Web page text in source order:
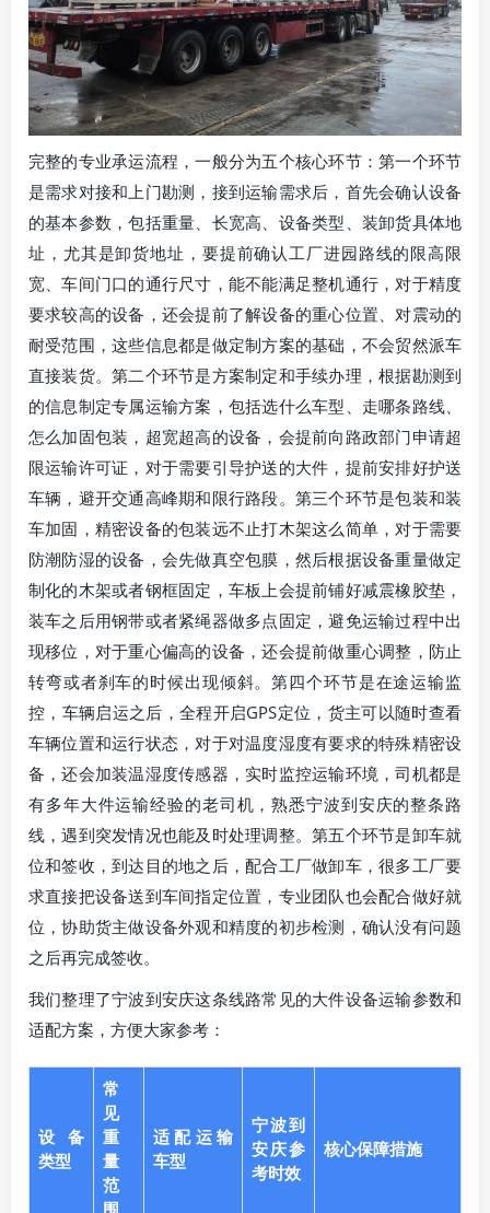
完整的专业承运流程，一般分为五个核心环节：第一个环节
是需求对接和上门勘测，接到运输需求后，首先会确认设备
的基本参数，包括重量、长宽高、设备类型、装卸货具体地
址，尤其是卸货地址，要提前确认工厂进园路线的限高限
宽、车间门口的通行尺寸，能不能满足整机通行，对于精度
要求较高的设备，还会提前了解设备的重心位置、对震动的
耐受范围，这些信息都是做定制方案的基础，不会贸然派车
直接装货。第二个环节是方案制定和手续办理，根据勘测到
的信息制定专属运输方案，包括选什么车型、走哪条路线、
怎么加固包装，超宽超高的设备，会提前向路政部门申请超
限运输许可证，对于需要引导护送的大件，提前安排好护送
车辆，避开交通高峰期和限行路段。第三个环节是包装和装
车加固，精密设备的包装远不止打木架这么简单，对于需要
防潮防湿的设备，会先做真空包膜，然后根据设备重量做定
制化的木架或者钢框固定，车板上会提前铺好减震橡胶垫，
装车之后用钢带或者紧绳器做多点固定，避免运输过程中出
现移位，对于重心偏高的设备，还会提前做重心调整，防止
转弯或者刹车的时候出现倾斜。第四个环节是在途运输监
控，车辆启运之后，全程开启GPS定位，货主可以随时查看
车辆位置和运行状态，对于对温度湿度有要求的特殊精密设
备，还会加装温湿度传感器，实时监控运输环境，司机都是
有多年大件运输经验的老司机，熟悉宁波到安庆的整条路
线，遇到突发情况也能及时处理调整。第五个环节是卸车就
位和签收，到达目的地之后，配合工厂做卸车，很多工厂要
求直接把设备送到车间指定位置，专业团队也会配合做好就
位，协助货主做设备外观和精度的初步检测，确认没有问题
之后再完成签收。
我们整理了宁波到安庆这条线路常见的大件设备运输参数和
适配方案，方便大家参考：
设备
类型
常
见
重
量
范
适配运输
车型
宁波到
安庆参
考时效
核心保障措施